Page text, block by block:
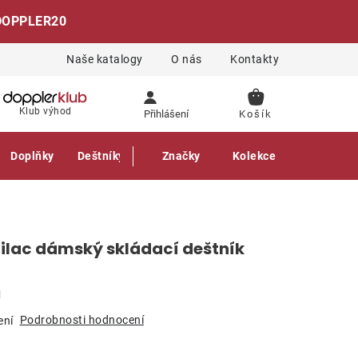
Naše katalogy O nás Kontakty
Klub výhod Přihlášení
NÁKUPNÍ
Doplňky Deštníky Gastro produkty
Značky Kolekce
dámský skládací deštník
Podrobnosti hodnocení